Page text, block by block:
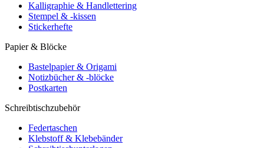
Kalligraphie & Handlettering
Stempel & -kissen
Stickerhefte
Papier & Blöcke
Bastelpapier & Origami
Notizbücher & -blöcke
Postkarten
Schreibtischzubehör
Federtaschen
Klebstoff & Klebebänder